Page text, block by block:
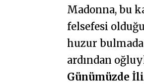
Madonna, bu
felsefesi
huzur
ardından
Günümüzde